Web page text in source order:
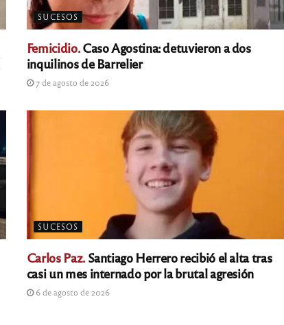
SUCESOS
Femicidio.Caso Agostina: detuvieron a dos
inquilinos de Barrelier
7 de agosto de 2026
SUCESOS
Carlos Paz.Santiago Herrero recibió el alta tras
casi un mes internado por la brutal agresión
6 de agosto de 2026